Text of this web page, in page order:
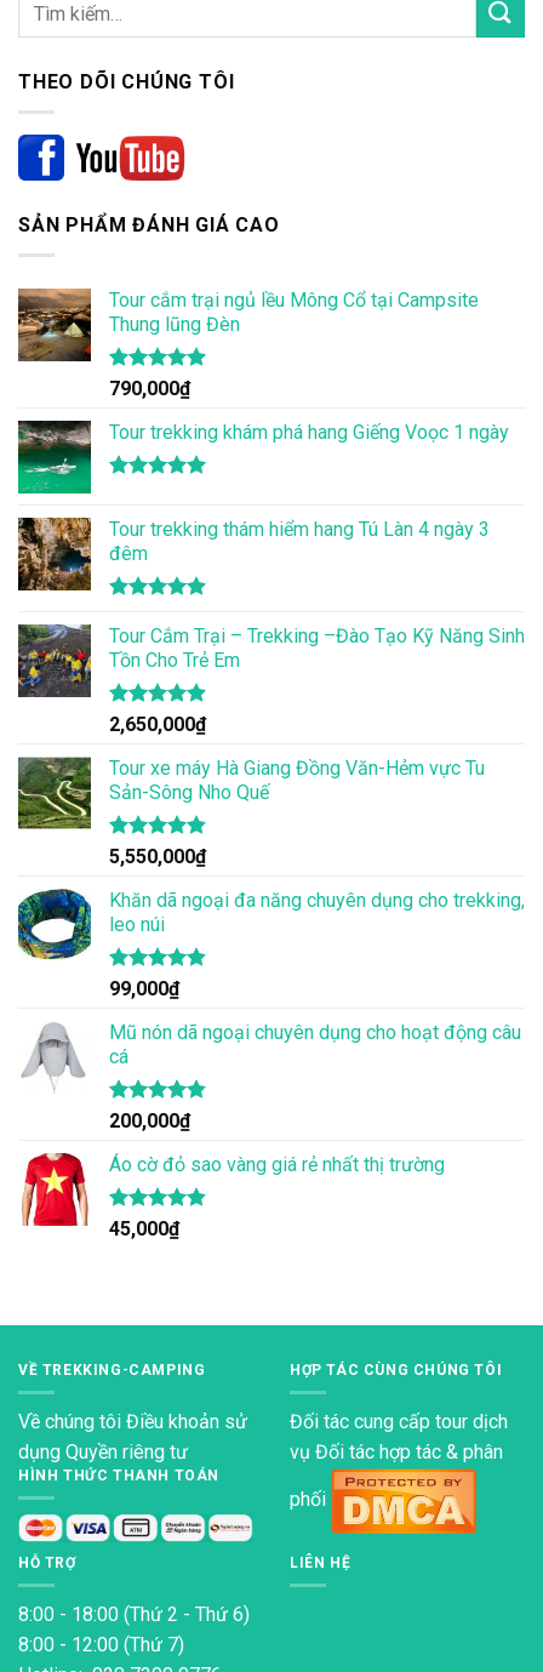
THEO DÕI CHÚNG TÔI
SẢN PHẨM ĐÁNH GIÁ CAO
Tour cắm trại ngủ lều Mông Cổ tại Campsite
Thung lũng Đèn
Được xếp
hạng
5.00
5 sao
790,000₫
Tour trekking khám phá hang Giếng Voọc 1 ngày
5 sao
Tour trekking thám hiểm hang Tú Làn 4 ngày 3
đêm
hạng4.86
5 sao
Tour Cắm Trại – Trekking –Đào Tạo Kỹ Năng Sinh
Tồn Cho Trẻ Em
Được xếp
hạng 4.86
5 sao
2,650,000₫
Tour xe máy Hà Giang Đồng Văn-Hẻm vực Tu
Sản-Sông Nho Quế
Được xếp
hạng 4.83
5 sao
5,550,000₫
Khăn dã ngoại đa năng chuyên dụng cho trekking,
leo núi
Được xếp
hạng
4.83
5 sao
99,000₫
Mũ nón dã ngoại chuyên dụng cho hoạt động câu
cá
Được xếp
hạng
4.83
5 sao
200,000₫
Áo cờ đỏ sao vàng giá rẻ nhất thị trường
Được xếp
hạng
4.80
45,000₫
VỀ TREKKING-CAMPING
Về chúng tôi Điều khoản sử
dụng Quyền riêng tư
HÌNH THỨC THANH TOÁN
HỢP TÁC CÙNG CHÚNG TÔI
Đối tác cung cấp tour dịch
vụ Đối tác hợp tác & phân
phối
HỖ TRỢ
8:00 - 18:00 (Thứ 2 - Thứ 6)
8:00 - 12:00 (Thứ 7)
LIÊN HỆ